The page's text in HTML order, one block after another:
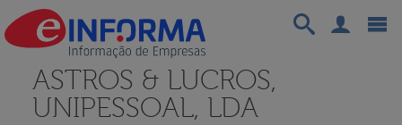
ASTROS & LUCROS,
UNIPESSOAL, LDA